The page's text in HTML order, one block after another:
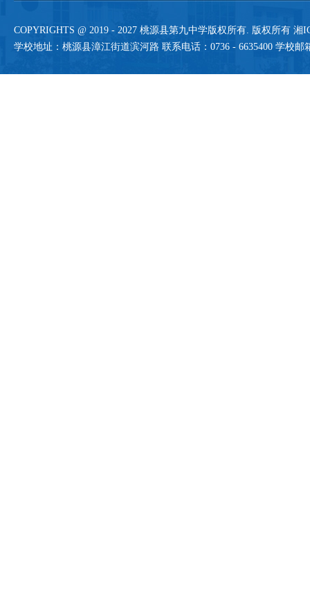
COPYRIGHTS @ 2019 - 2027 桃源县第九中学版权所有. 版权所有 湘
学校地址：桃源县漳江街道滨河路 联系电话：0736 - 6635400 学校邮